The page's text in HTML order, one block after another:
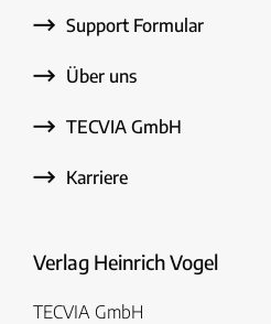
Support Formular
Über uns
TECVIA GmbH
Karriere
Verlag Heinrich Vogel
TECVIA GmbH